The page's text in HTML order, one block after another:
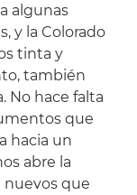
algunas
y la Colorado
tinta y
también
No hace falta
que
hacia un
abre la
que